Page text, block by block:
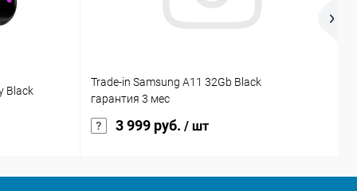
Black
Trade-in Samsung A11 32Gb Black
гарантия 3 мес
3 999 руб. / шт